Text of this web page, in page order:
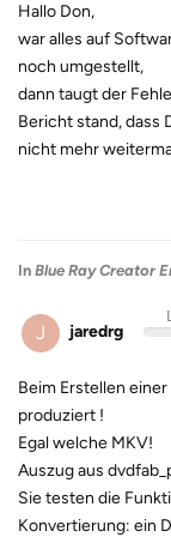
Hallo Don,
war alles auf
noch umgestellt,
dann taugt der
Bericht stand, dass
nicht mehr
In Blue Ray Creator
J jaredrg
Beim Erstellen
produziert !
Egal welche MKV!
Auszug aus
Sie testen die
Konvertierung: ein